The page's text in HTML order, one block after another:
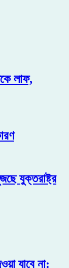
লাফ,
যুক্তরাষ্ট্র
যাবে না: